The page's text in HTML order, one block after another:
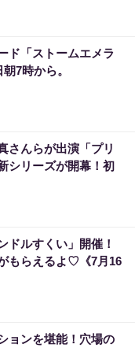
ド「ストームエメラ
7時から。
さんらが出演「プリ
シリーズが開幕！初
ドルすくい」開催！
もらえるよ♡《7月16
ョンを堪能！穴場の